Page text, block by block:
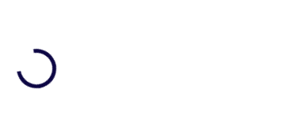
Super zaváděcí akce 1+1 zdarma! Tato